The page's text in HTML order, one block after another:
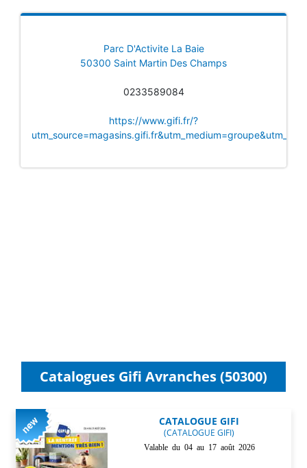
Parc D'Activite La Baie
50300 Saint Martin Des Champs
0233589084
https://www.gifi.fr/?
Catalogues Gifi Avranches (50300)
CATALOGUE GIFI
(CATALOGUE GIFI)
Valable du 04 au 17 août 2026